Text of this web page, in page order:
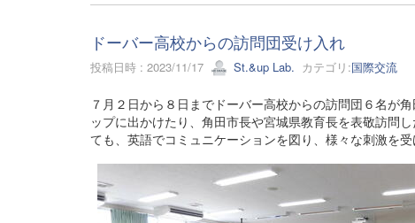
ドーバー高校からの訪問団受け入れ
投稿日時 : 2023/11/17 St.&up Lab. カテゴリ:国際交流
７月２日から８日までドーバー高校からの訪問団６名が
ップに出かけたり、角田市長や宮城県教育長を表敬訪問
ても、英語でコミュニケーションを図り、様々な刺激を受